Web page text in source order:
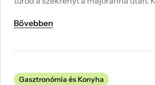
Bővebben
Gasztronómia és Konyha
Plüss